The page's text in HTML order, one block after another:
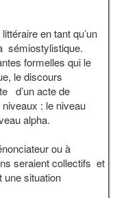
en tant qu’un
sémiostylistique.
formelles qui le
le discours
d’un acte de
: le niveau
alpha.
ou à
seraient collectifs et
situation